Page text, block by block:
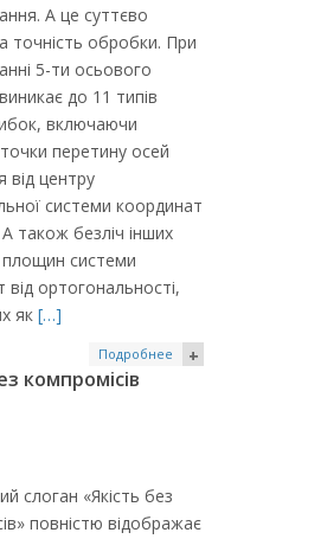
А це суттєво
точність обробки. При
5-ти осьового
до 11 типів
включаючи
перетину осей
від центру
системи координат
також безліч інших
площин системи
від ортогональності,
як […]
Подробнее +
компромісів
слоган «Якість без
повністю відображає